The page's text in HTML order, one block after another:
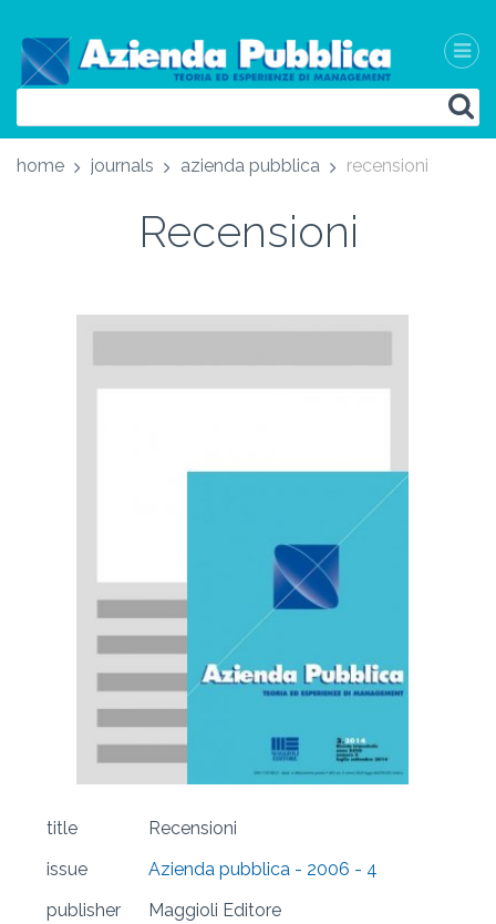
home journals azienda pubblica recensioni
Recensioni
title
Recensioni
issue
Azienda pubblica - 2006 - 4
publisher
Maggioli Editore